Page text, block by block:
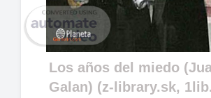
Los años del miedo
Galan) (z-library.sk,